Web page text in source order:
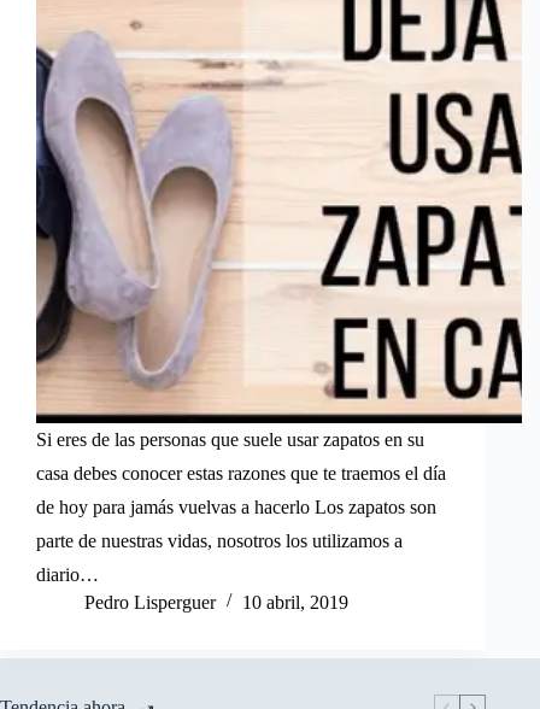
Si eres de las personas que suele usar zapatos en su
casa debes conocer estas razones que te traemos el día
de hoy para jamás vuelvas a hacerlo Los zapatos son
parte de nuestras vidas, nosotros los utilizamos a
diario…
Pedro Lisperguer
10 abril, 2019